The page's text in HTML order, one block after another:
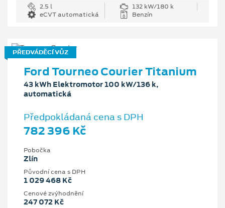
2.5 l
132 kW/180 k
eCVT automatická
Benzín
PŘEDVÁDĚCÍ VŮZ
Ford Tourneo Courier Titanium
43 kWh Elektromotor 100 kW/136 k,
automatická
Předpokládaná cena s DPH
782 396 Kč
Pobočka
Zlín
Původní cena s DPH
1 029 468 Kč
Cenové zvýhodnění
247 072 Kč